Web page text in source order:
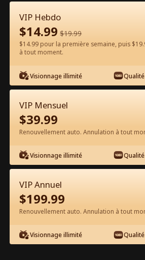
Regarder gratuitement
Épisode 10 - Se réveiller
Film complet
0-49 50-86
VIP Hebdo
$14.99 $19.99
$14.99 pour la première semaine, puis
à tout moment.
Visionnage illimité
VIP Mensuel
$39.99
Renouvellement auto. Annulation à tout
Visionnage illimité
VIP Annuel
$199.99
Renouvellement auto. Annulation à tout
Visionnage illimité